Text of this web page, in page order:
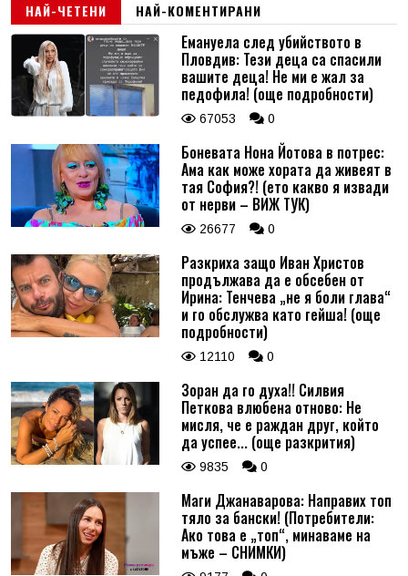
НАЙ-ЧЕТЕНИ НАЙ-КОМЕНТИРАНИ
Емануела след убийството в
Пловдив: Тези деца са спасили
вашите деца! Не ми е жал за
педофила! (още подробности)
67053 0
Боневата Нона Йотова в потрес:
Ама как може хората да живеят в
тая София?! (ето какво я извади
от нерви – ВИЖ ТУК)
26677 0
Разкриха защо Иван Христов
продължава да е обсебен от
Ирина: Тенчева „не я боли глава“
и го обслужва като гейша! (още
подробности)
12110 0
Зоран да го духа!! Силвия
Петкова влюбена отново: Не
мисля, че е раждан друг, който
да успее... (още разкрития)
9835 0
Маги Джанаварова: Направих топ
тяло за бански! (Потребители:
Ако това е „топ“, минаваме на
мъже – СНИМКИ)